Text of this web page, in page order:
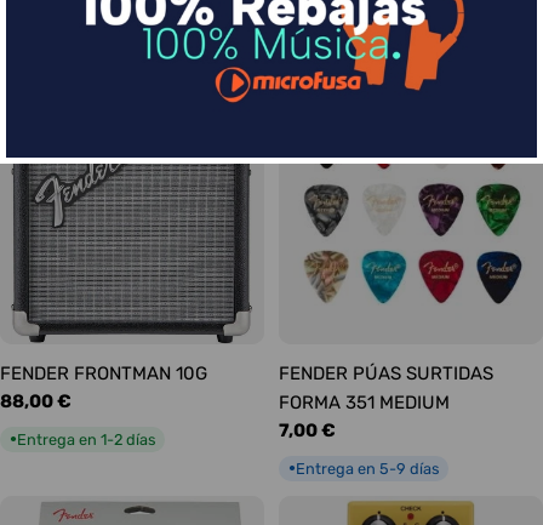
habitual
● Entrega en 1-2 días
FENDER FRONTMAN 10G
Precio
88,00 €
●Entrega en 1-2 días
FENDER PÚAS SURTIDAS
FORMA 351 MEDIUM
Precio
7,00 €
●Entrega en 5-9 días